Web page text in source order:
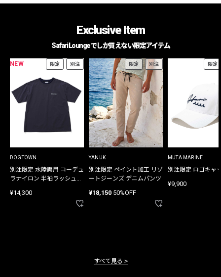
Exclusive Item
Safari Loungeでしか買えない限定アイテム
NEW 限定 別注
DOGTOWN
別注限定 水陸両用 コーデュ
ラナイロン 半袖ラッシュガ
¥14,300
限定 別注
YANUK
別注限定 ペイント加工 リゾ
ートジーンズ デニムパンツ
¥18,150 50%OFF
限定
MUTA MARINE
別注限定 ロゴキャ
¥9,900
すべて見る